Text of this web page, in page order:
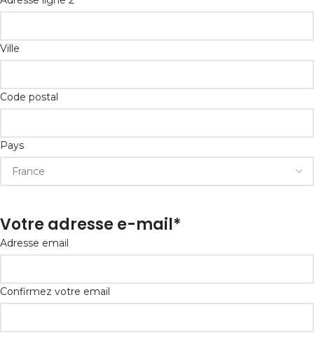
Ville
Code postal
Pays
Votre adresse e-mail*
Adresse email
Confirmez votre email